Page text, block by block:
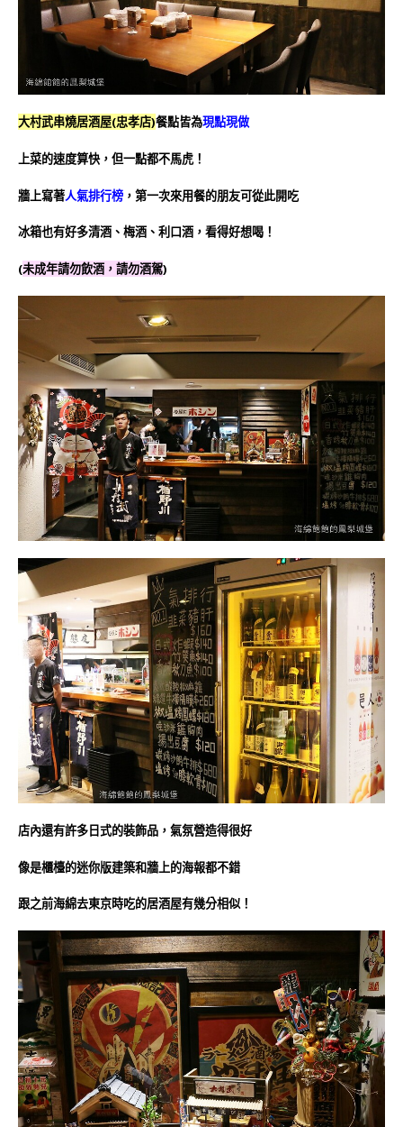
大村武串燒居酒屋(忠孝店)餐點皆為現點現做
上菜的速度算快，但一點都不馬虎！
牆上寫著人氣排行榜 ，第一次來用餐的朋友可從此開吃
冰箱也有好多清酒、梅酒、利口酒，看得好想喝！
(未成年請勿飲酒，請勿酒駕)
店內還有許多日式的裝飾品，氣氛營造得很好
像是櫃檯的迷你版建築和牆上的海報都不錯
跟之前海綿去東京時吃的居酒屋有幾分相似！